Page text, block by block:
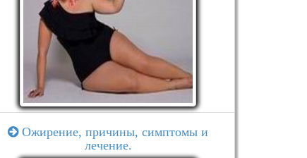
Ожирение, причины, симптомы и
лечение.